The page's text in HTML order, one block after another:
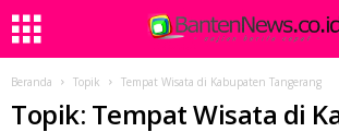
Beranda Topik Tempat Wisata di Kabupaten Tangerang
Topik: Tempat Wisata di